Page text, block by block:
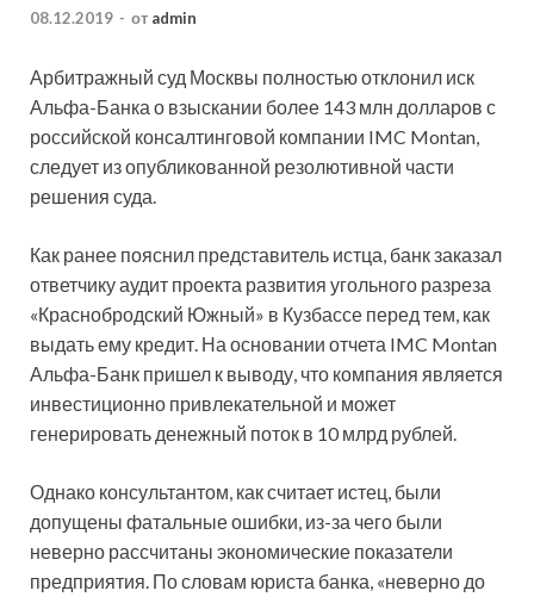
08.12.2019 - от admin
Арбитражный суд Москвы полностью отклонил иск
Альфа-Банка о взыскании более 143 млн долларов с
российской консалтинговой компании IMC Montan,
следует из опубликованной резолютивной части
решения суда.
Как ранее пояснил представитель истца, банк заказал
ответчику аудит проекта развития угольного разреза
«Краснобродский Южный» в Кузбассе перед тем, как
выдать ему кредит. На основании отчета IMC Montan
Альфа-Банк пришел к выводу, что компания является
инвестиционно привлекательной и может
генерировать денежный поток в 10 млрд рублей.
Однако консультантом, как считает истец, были
допущены фатальные ошибки, из-за чего были
неверно рассчитаны экономические показатели
предприятия. По словам юриста банка, «неверно до